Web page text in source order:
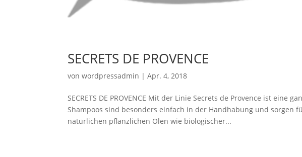
SECRETS DE PROVENCE
vonwordpressadmin |Apr. 4, 2018
SECRETS DE PROVENCE Mit der Linie Secrets de Provence ist eine
Shampoos sind besonders einfach in der Handhabung und sorgen
natürlichen pflanzlichen Ölen wie biologischer...